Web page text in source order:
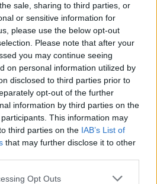
sale, sharing to third parties, or
or sensitive information for
please use the below opt-out
Please note that after your
you may continue seeing
on personal information utilized by
disclosed to third parties prior to
opt-out of the further
information by third parties on the
participants. This information may
third parties on the IAB’s List of
that may further disclose it to other
Opt Outs
do zobojętnienia, a nawet
kosztem innych. Nie
skłonności do
ekstremalnych warunków
system.
jest tu przede
przemocy, a nie
zła.Autorka nie
– dokumentuje raczej
jaka stała się
„Medaliony” są